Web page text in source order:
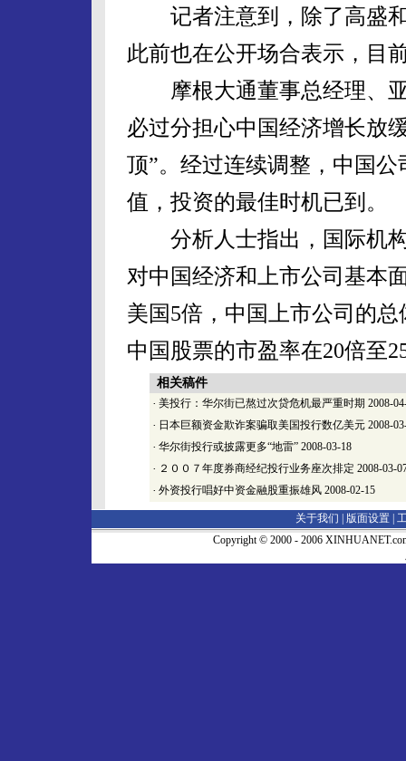
记者注意到，除了高盛和
此前也在公开场合表示，目
摩根大通董事总经理、亚
必过分担心中国经济增长放
顶”。经过连续调整，中国
值，投资的最佳时机已到。
分析人士指出，国际机构
对中国经济和上市公司基本
美国5倍，中国上市公司的
中国股票的市盈率在20倍至
相关稿件
· 美投行：华尔街已熬过次贷危机最严重时期 2008-
· 日本巨额资金欺诈案骗取美国投行数亿美元 2008-
· 华尔街投行或披露更多“地雷” 2008-03-18
· ２００７年度券商经纪投行业务座次排定 2008-03-
· 外资投行唱好中资金融股重振雄风 2008-02-15
关于我们 | 版面设置
Copyright © 2000 - 2006